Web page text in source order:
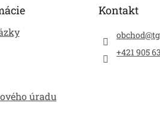
úradu
Kontakt
obchod@
+421 905